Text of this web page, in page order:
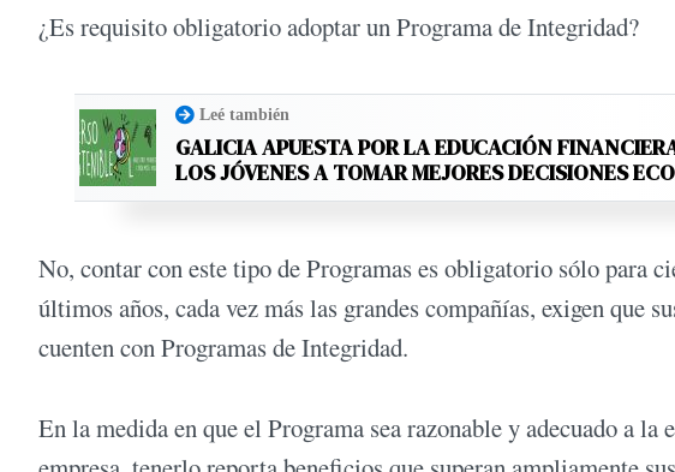
¿Es requisito obligatorio adoptar un Programa de Integridad?
Leé también
GALICIA APUESTA POR LA EDUCACIÓN
LOS JÓVENES A TOMAR MEJORES DECISIONES
No, contar con este tipo de Programas es obligatorio sólo para
últimos años, cada vez más las grandes compañías, exigen que
cuenten con Programas de Integridad.
En la medida en que el Programa sea razonable y adecuado a